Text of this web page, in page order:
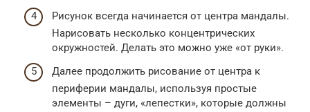
Рисунок всегда начинается от центра мандалы.
Нарисовать несколько концентрических
окружностей. Делать это можно уже «от руки».
Далее продолжить рисование от центра к
периферии мандалы, используя простые
элементы – дуги, «лепестки», которые должны